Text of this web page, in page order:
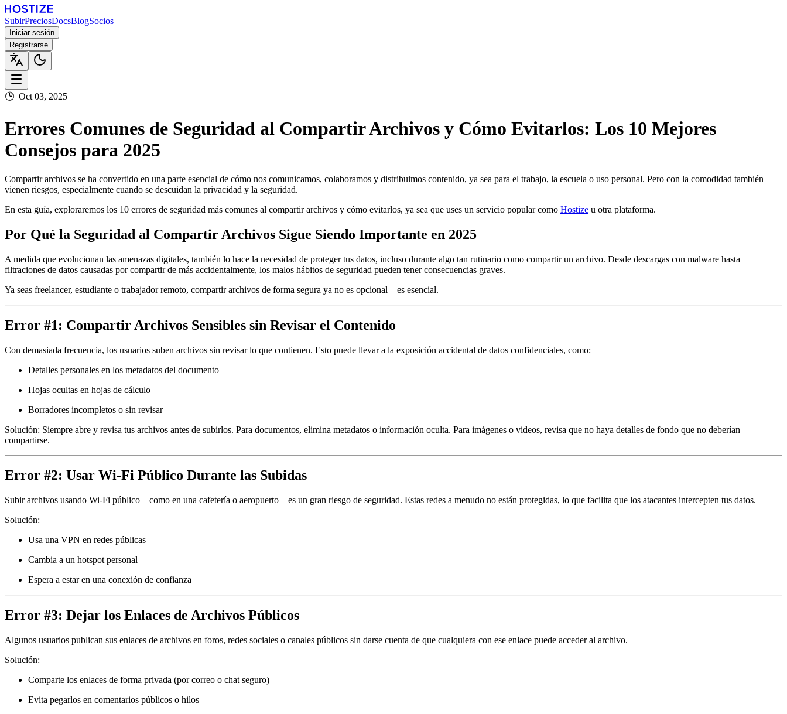
SubirPreciosDocsBlogSocios
Iniciar sesión
Registrarse
🕒 Oct 03, 2025
Errores Comunes de Seguridad al Compartir Archivos y Cómo Evitarlos: Los 10 Mejores
Consejos para 2025
Compartir archivos se ha convertido en una parte esencial de cómo nos comunicamos, colaboramos y distribuimos contenido, ya sea para el trabajo, la escuela o uso personal. Pero con la comodidad también
vienen riesgos, especialmente cuando se descuidan la privacidad y la seguridad.
En esta guía, exploraremos los 10 errores de seguridad más comunes al compartir archivos y cómo evitarlos, ya sea que uses un servicio popular como Hostize u otra plataforma.
Por Qué la Seguridad al Compartir Archivos Sigue Siendo Importante en 2025
A medida que evolucionan las amenazas digitales, también lo hace la necesidad de proteger tus datos, incluso durante algo tan rutinario como compartir un archivo. Desde descargas con malware hasta
filtraciones de datos causadas por compartir de más accidentalmente, los malos hábitos de seguridad pueden tener consecuencias graves.
Ya seas freelancer, estudiante o trabajador remoto, compartir archivos de forma segura ya no es opcional—es esencial.
Error #1: Compartir Archivos Sensibles sin Revisar el Contenido
Con demasiada frecuencia, los usuarios suben archivos sin revisar lo que contienen. Esto puede llevar a la exposición accidental de datos confidenciales, como:
Detalles personales en los metadatos del documento
Hojas ocultas en hojas de cálculo
Borradores incompletos o sin revisar
Solución: Siempre abre y revisa tus archivos antes de subirlos. Para documentos, elimina metadatos o información oculta. Para imágenes o videos, revisa que no haya detalles de fondo que no deberían
compartirse.
Error #2: Usar Wi-Fi Público Durante las Subidas
Subir archivos usando Wi-Fi público—como en una cafetería o aeropuerto—es un gran riesgo de seguridad. Estas redes a menudo no están protegidas, lo que facilita que los atacantes intercepten tus datos.
Solución:
Usa una VPN en redes públicas
Cambia a un hotspot personal
Espera a estar en una conexión de confianza
Error #3: Dejar los Enlaces de Archivos Públicos
Algunos usuarios publican sus enlaces de archivos en foros, redes sociales o canales públicos sin darse cuenta de que cualquiera con ese enlace puede acceder al archivo.
Solución:
Comparte los enlaces de forma privada (por correo o chat seguro)
Evita pegarlos en comentarios públicos o hilos